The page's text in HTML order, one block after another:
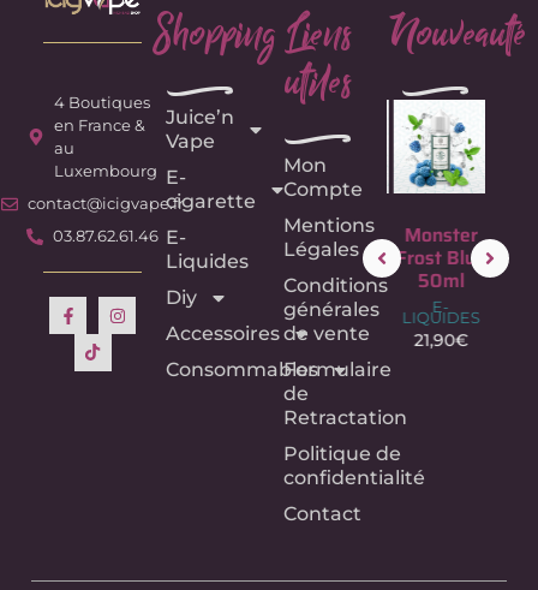
4 Boutiques
en France &
au
Luxembourg
contact@icigvape.fr
03.87.62.61.46
Shopping
e
Juice’n
Vape
E-
cigarette
E-
Liquides
Diy
Accessoires
Consommables
Liens
utiles
e
Mon
Compte
Mentions
Légales
Conditions
générales
de vente
Formulaire
de
Retractation
Politique de
confidentialité
Contact
Nouveauté
e
Dragon –
Crazy
Labs –
LIQUIDES
Monster
Frost
Purple
50ml
E-
LIQUIDES
21,90€
Monster
Frost Blue
50ml
E-
LIQUIDES
21,90€